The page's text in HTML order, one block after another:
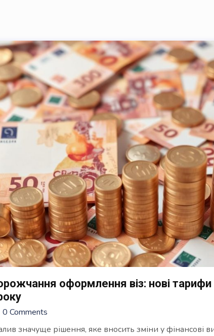
оформлення віз: нові тарифи
0 Comments
значуще рішення, яке вносить зміни у фінансові